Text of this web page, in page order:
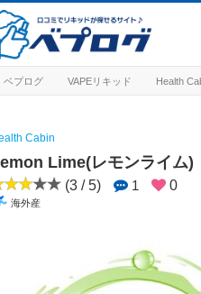
ベプログ VAPEリキッド Health
Cabin
Lime(レモンライム)
(3 / 5) 1 0
海外産